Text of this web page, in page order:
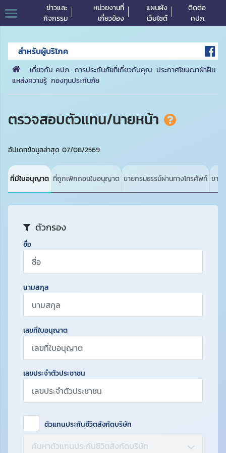
ข่าวและ
กิจกรรม
หน่วยงานที่
เกี่ยวข้อง
แผนผัง
เว็บไซต์
ติดต่อ
คปภ.
สำหรับผู้บริโภค
เกี่ยวกับ คปภ. การประกันภัยที่เกี่ยวกับคุณ ประกาศโฆษณาฝ่าฝืน
แหล่งความรู้ กองทุนประกันภัย
ตรวจสอบตัวแทน/นายหน้า
อัปเดทข้อมูลล่าสุด 07/08/2569
ที่มีใบอนุญาต ที่ถูกเพิกถอนใบอนุญาต ขายกรมธรรม์ผ่านทางโทรศัพท์ ขาย
ตัวกรอง
ชื่อ
นามสกุล
เลขที่ใบอนุญาต
เลขประจำตัวประชาชน
ตัวแทนประกันชีวิตสังกัดบริษัท
ค้นหาตัวแทนประกันชีวิตสังกัดบริษัท